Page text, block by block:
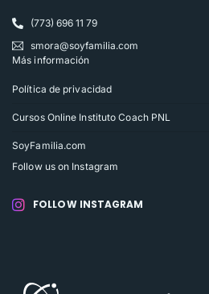
(773) 696 11 79
smora@soyfamilia.com
Más información
Política de privacidad
Cursos Online Instituto Coach PNL
SoyFamilia.com
Follow us on Instagram
FOLLOW INSTAGRAM